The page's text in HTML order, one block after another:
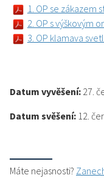
1. OP se zákazem
2. OP s výškovým
3. OP klamava
Datum vyvěšení: 27.
Datum svěšení: 12.
Máte nejasnosti?